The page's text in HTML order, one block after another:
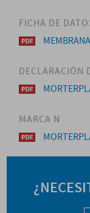
FICHA DE
DECLARACIÓN
MARCA N